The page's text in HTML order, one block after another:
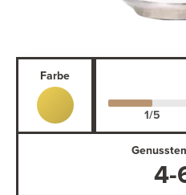
Farbe
4-